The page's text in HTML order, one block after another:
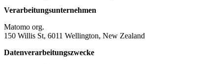
Verarbeitungsunternehmen
Matomo org.
150 Willis St, 6011 Wellington, New Zealand
Datenverarbeitungszwecke